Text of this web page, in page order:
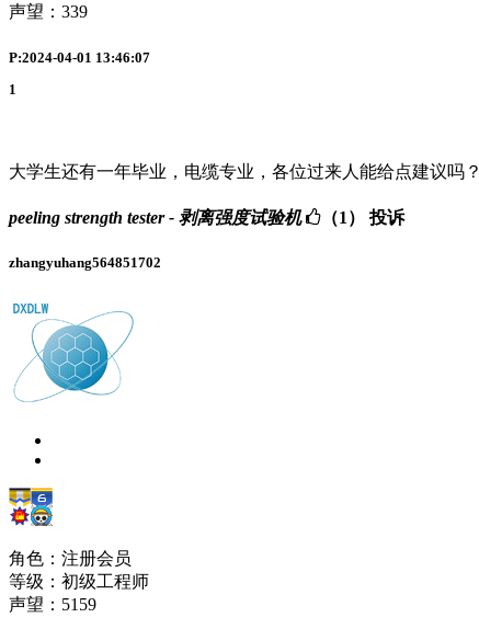
声望： 339
P:2024-04-01 13:46:07
1
大学生还有一年毕业，电缆专业，各位过来人能给点建议吗？
peeling strength tester - 剥离强度试验机 （1） 投诉
zhangyuhang564851702
角色：注册会员
等级：初级工程师
声望： 5159